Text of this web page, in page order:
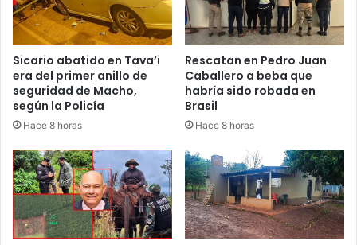
Sicario abatido en Tava’i
era del primer anillo de
seguridad de Macho,
según la Policía
Hace 8 horas
Rescatan en Pedro Juan
Caballero a beba que
habría sido robada en
Brasil
Hace 8 horas